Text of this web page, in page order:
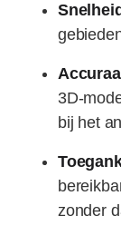
3D-
bij het
zonder